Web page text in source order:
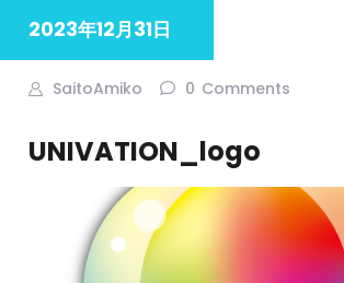
2023年12月31日
SaitoAmiko 0 Comments
UNIVATION_logo